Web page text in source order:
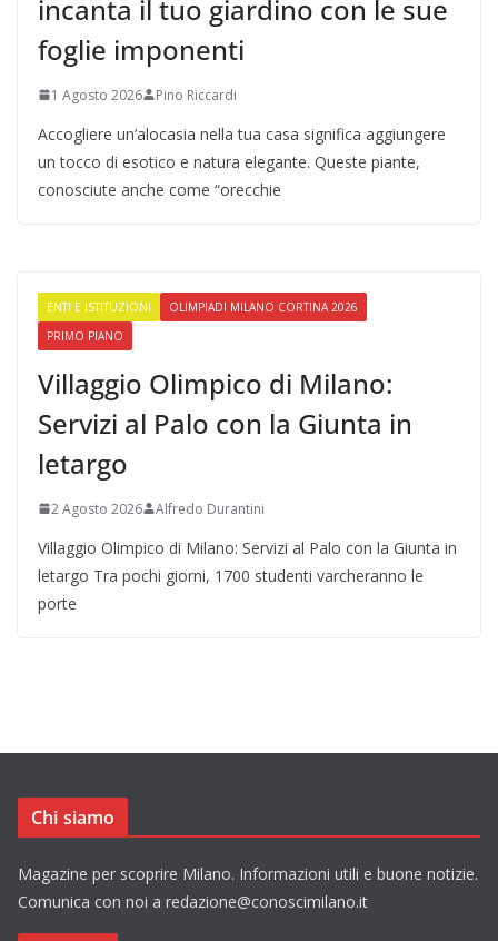
incanta il tuo giardino con le sue
foglie imponenti
1 Agosto 2026 Pino Riccardi
Accogliere un’alocasia nella tua casa significa aggiungere
un tocco di esotico e natura elegante. Queste piante,
conosciute anche come “orecchie
ENTI E ISTITUZIONI
OLIMPIADI MILANO CORTINA 2026
PRIMO PIANO
Villaggio Olimpico di Milano:
Servizi al Palo con la Giunta in
letargo
2 Agosto 2026 Alfredo Durantini
Villaggio Olimpico di Milano: Servizi al Palo con la Giunta in
letargo Tra pochi giorni, 1700 studenti varcheranno le
porte
Chi siamo
Magazine per scoprire Milano. Informazioni utili e buone notizie.
Comunica con noi a redazione@conoscimilano.it